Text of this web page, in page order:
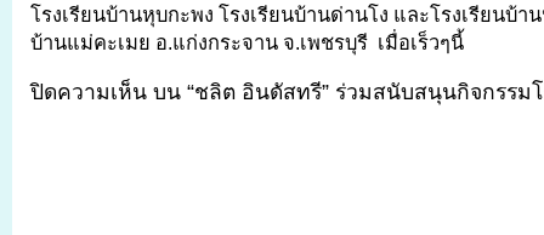
โรงเรียนบ้านหุบกะพง โรงเรียนบ้านด่านโง และโรงเรียนบ้า
บ้านแม่คะเมย อ.แก่งกระจาน จ.เพชรบุรี เมื่อเร็วๆนี้
ปิดความเห็น บน “ชลิต อินดัสทรี” ร่วมสนับสนุนกิจกรรมโ